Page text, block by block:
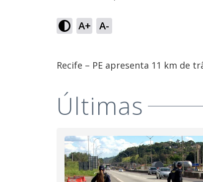
A+ A-
Recife – PE apresenta 11 km de
Últimas